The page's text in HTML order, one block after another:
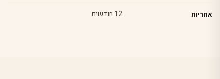
אחריות 12 חודשים